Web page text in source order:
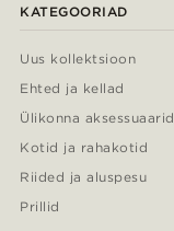
KATEGOORIAD
Uus kollektsioon
Ehted ja kellad
Ülikonna aksessuaarid
Kotid ja rahakotid
Riided ja aluspesu
Prillid